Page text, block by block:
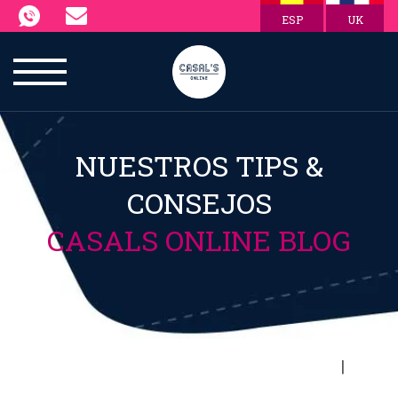
ESP UK
NUESTROS TIPS &
CONSEJOS
CASALS ONLINE BLOG
|